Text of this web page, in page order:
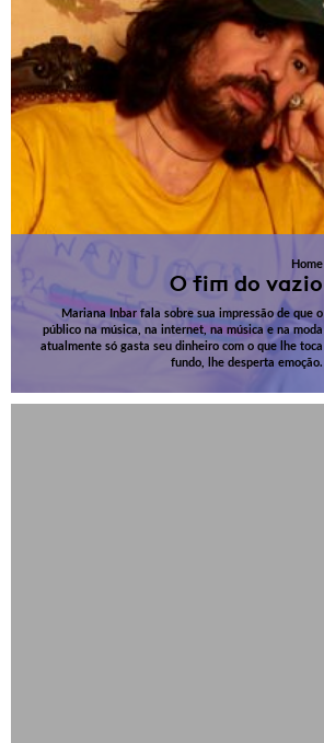
Home
O fim do vazio
Mariana Inbar fala sobre sua impressão de que o
público na música, na internet, na música e na moda
atualmente só gasta seu dinheiro com o que lhe toca
fundo, lhe desperta emoção.